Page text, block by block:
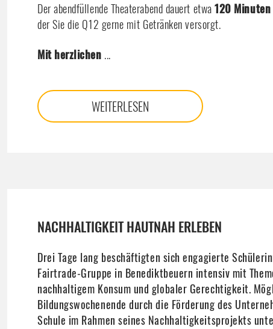
Der abendfüllende Theaterabend dauert etwa120 Minuten
der Sie die Q12 gerne mit Getränken versorgt.
Mit herzlichen ...
WEITERLESEN
NACHHALTIGKEIT HAUTNAH ERLEBEN
Drei Tage lang beschäftigten sich engagierte
Fairtrade-Gruppe in Benediktbeuern intensiv mit
nachhaltigem Konsum und globaler Gerechtigkeit.
Bildungswochenende durch die Förderung des
Schule im Rahmen seines Nachhaltigkeitsprojekts